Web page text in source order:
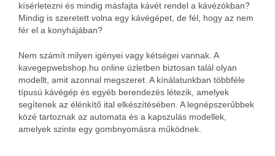
kísérletezni és mindig másfajta kávét rendel a kávézókban?
Mindig is szeretett volna egy kávégépet, de fél, hogy az nem
fér el a konyhájában?
Nem számít milyen igényei vagy kétségei vannak. A
kavegepwebshop.hu online üzletben biztosan talál olyan
modellt, amit azonnal megszeret. A kínálatunkban többféle
típusú kávégép és egyéb berendezés létezik, amelyek
segítenek az élénkítő ital elkészítésében. A legnépszerűbbek
közé tartoznak az automata és a kapszulás modellek,
amelyek szinte egy gombnyomásra működnek.